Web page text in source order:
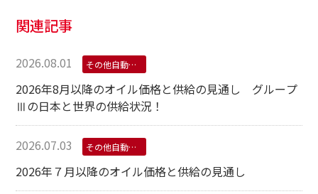
関連記事
2026.08.01 その他自動車用オイル
2026年8月以降のオイル価格と供給の見通し グループ
Ⅲの日本と世界の供給状況！
2026.07.03 その他自動車用オイル
2026年７月以降のオイル価格と供給の見通し